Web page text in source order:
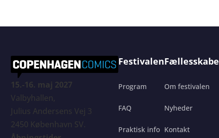
15.-16. maj 2027
Valbyhallen,
Julius Andersens Vej 3
2450 København SV.
Festivalen
Program
FAQ
Praktisk info
Om festivalen
Nyheder
Kontakt